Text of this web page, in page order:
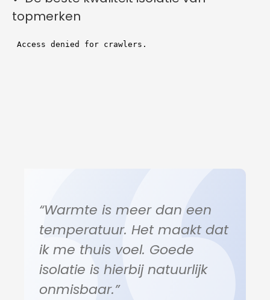
topmerken
“Warmte is meer dan een
temperatuur. Het maakt dat
ik me thuis voel. Goede
isolatie is hierbij natuurlijk
onmisbaar.”